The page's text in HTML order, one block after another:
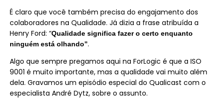
É claro que você também precisa do engajamento dos
colaboradores na Qualidade. Já dizia a frase atribuída a
Henry Ford: “Qualidade significa fazer o certo enquanto
ninguém está olhando”.
Algo que sempre pregamos aqui na ForLogic é que a ISO
9001 é muito importante, mas a qualidade vai muito além
dela. Gravamos um episódio especial do Qualicast com o
especialista André Dytz, sobre o assunto.